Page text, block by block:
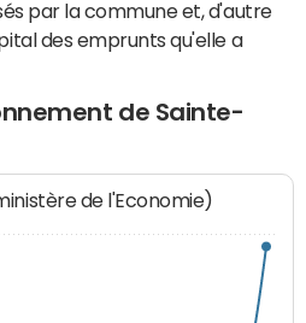
par la commune et, d'autre
des emprunts qu'elle a
de Sainte-
de l'Economie)